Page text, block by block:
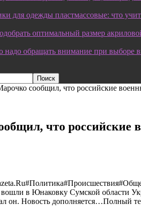
для одежды пластмассовые: что
оптимальный размер
надо обращать внимание при выборе
сообщил, что российские
что
в Юнаковку Сумской области
он. Новость дополняется…Полный